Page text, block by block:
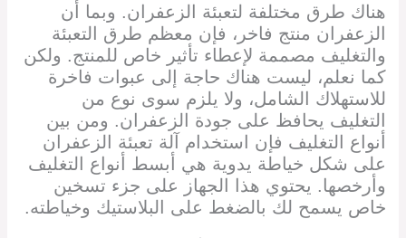
هناك طرق مختلفة لتعبئة الزعفران. وبما أن
الزعفران منتج فاخر، فإن معظم طرق التعبئة
والتغليف مصممة لإعطاء تأثير خاص للمنتج. ولكن
كما نعلم، ليست هناك حاجة إلى عبوات فاخرة
للاستهلاك الشامل، ولا يلزم سوى نوع من
التغليف يحافظ على جودة الزعفران. ومن بين
أنواع التغليف فإن استخدام آلة تعبئة الزعفران
على شكل خياطة يدوية هي أبسط أنواع التغليف
وأرخصها. يحتوي هذا الجهاز على جزء تسخين
خاص يسمح لك بالضغط على البلاستيك وخياطته.